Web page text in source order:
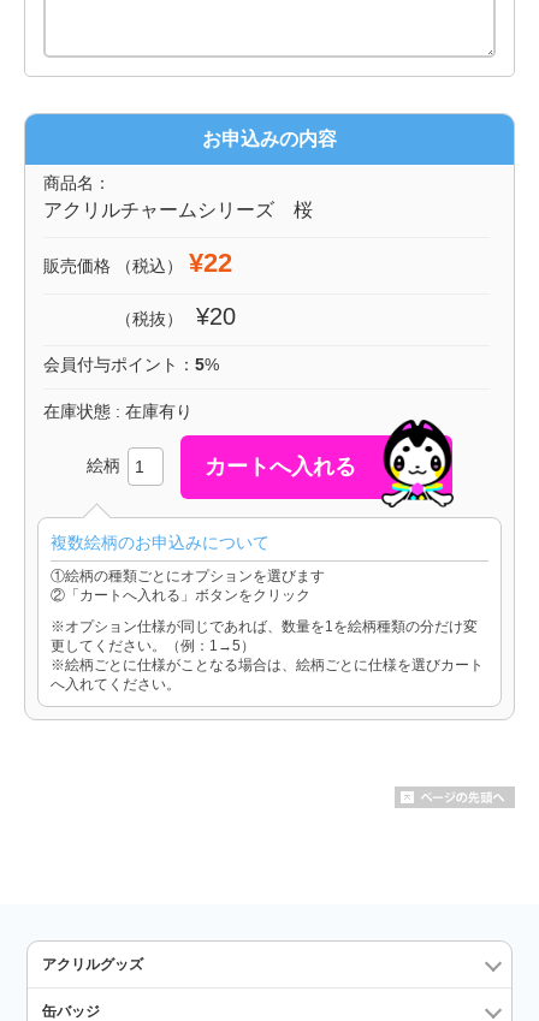
お申込みの内容
商品名：
アクリルチャームシリーズ 桜
販売価格 （税込） ¥22
（税抜） ¥20
会員付与ポイント： 5%
在庫状態 : 在庫有り
絵柄
複数絵柄のお申込みについて
①絵柄の種類ごとにオプションを選びます
②「カートへ入れる」ボタンをクリック
※オプション仕様が同じであれば、数量を1を絵柄種類の分だけ変
更してください。（例：1→5）
※絵柄ごとに仕様がことなる場合は、絵柄ごとに仕様を選びカート
へ入れてください。
アクリルグッズ
缶バッジ